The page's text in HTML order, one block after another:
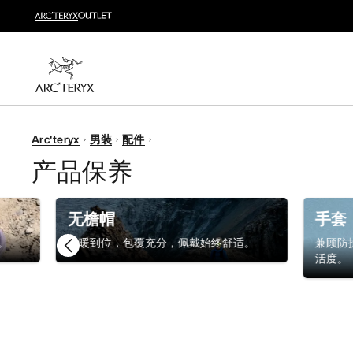
运动员的需求，设计师的动力——在优化现有畅销产品
选购女士
无理由退换货
改变主意了？ 30天内购买的符合条件的商品可退换货。
Arc'teryx 男装 配件
产品保养
无檐帽
保暖到位，包覆充分，佩戴始终舒适。
手套
兼顾防
活度。